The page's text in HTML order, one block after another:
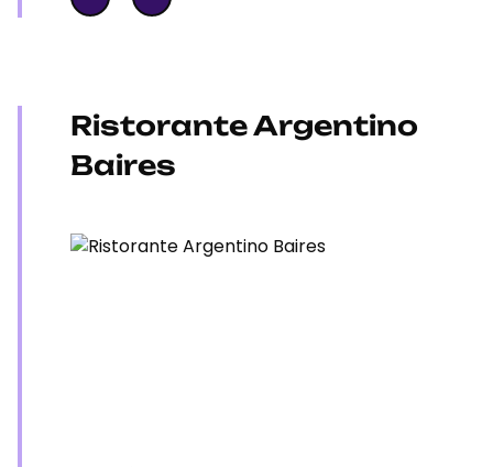
Ristorante Argentino
Baires